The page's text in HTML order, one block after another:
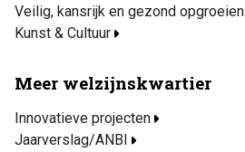
Veilig, kansrijk en gezond opgroeien
Kunst & Cultuur
Meer welzijnskwartier
Innovatieve projecten
Jaarverslag/ANBI